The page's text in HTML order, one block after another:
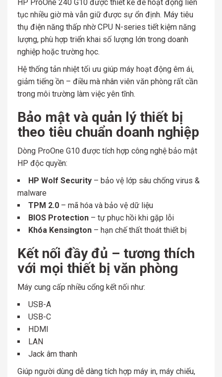
HP ProOne 240 G10 được thiết kế để hoạt động liên
tục nhiều giờ mà vẫn giữ được sự ổn định. Máy tiêu
thụ điện năng thấp nhờ CPU N-series tiết kiệm năng
lượng, phù hợp triển khai số lượng lớn trong doanh
nghiệp hoặc trường học.
Hệ thống tản nhiệt tối ưu giúp máy hoạt động êm ái,
giảm tiếng ồn – điều mà nhân viên văn phòng rất cần
trong môi trường làm việc yên tĩnh.
Bảo mật và quản lý thiết bị
theo tiêu chuẩn doanh nghiệp
Dòng ProOne G10 được tích hợp công nghệ bảo mật
HP độc quyền:
HP Wolf Security – bảo vệ lớp sâu chống virus &
malware
TPM 2.0 – mã hóa và bảo vệ dữ liệu
BIOS Protection – tự phục hồi khi gặp lỗi
Khóa Kensington – hạn chế thất thoát thiết bị
Kết nối đầy đủ – tương thích
với mọi thiết bị văn phòng
Máy cung cấp nhiều cổng kết nối như:
USB-A
USB-C
HDMI
LAN
Jack âm thanh
Giúp người dùng dễ dàng tích hợp máy in, máy chiếu,